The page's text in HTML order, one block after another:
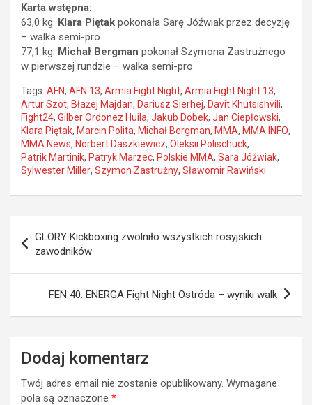
Karta wstępna:
63,0 kg: Klara Piętak pokonała Sarę Jóźwiak przez decyzję
– walka semi-pro
77,1 kg: Michał Bergman pokonał Szymona Zastrużnego
w pierwszej rundzie – walka semi-pro
Tags: AFN, AFN 13, Armia Fight Night, Armia Fight Night 13,
Artur Szot, Błażej Majdan, Dariusz Sierhej, Davit Khutsishvili,
Fight24, Gilber Ordonez Huila, Jakub Dobek, Jan Ciepłowski,
Klara Piętak, Marcin Polita, Michał Bergman, MMA, MMA INFO,
MMA News, Norbert Daszkiewicz, Oleksii Polischuck,
Patrik Martinik, Patryk Marzec, Polskie MMA, Sara Jóźwiak,
Sylwester Miller, Szymon Zastrużny, Sławomir Rawiński
wpisu
GLORY Kickboxing zwolniło wszystkich rosyjskich
zawodników
FEN 40: ENERGA Fight Night Ostróda – wyniki walk
Dodaj komentarz
Twój adres email nie zostanie opublikowany. Wymagane
pola są oznaczone *